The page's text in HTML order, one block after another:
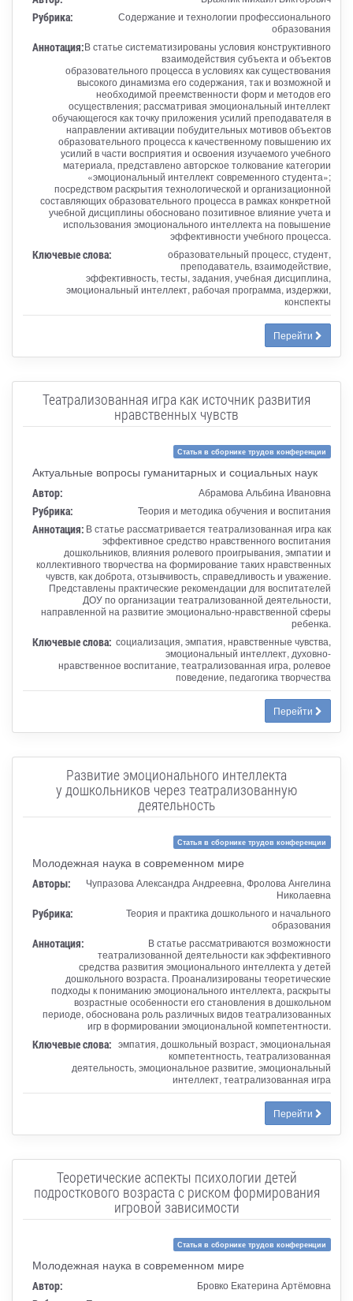
Рубрика:
Содержание и технологии профессионального
образования
Аннотация:В статье систематизированы условия конструктивного
взаимодействия субъекта и объектов
образовательного процесса в условиях как существования
высокого динамизма его содержания, так и возможной и
необходимой преемственности форм и методов его
осуществления; рассматривая эмоциональный интеллект
обучающегося как точку приложения усилий преподавателя в
направлении активации побудительных мотивов объектов
образовательного процесса к качественному повышению их
усилий в части восприятия и освоения изучаемого учебного
материала, представлено авторское толкование категории
«эмоциональный интеллект современного студента»;
посредством раскрытия технологической и организационной
составляющих образовательного процесса в рамках конкретной
учебной дисциплины обосновано позитивное влияние учета и
использования эмоционального интеллекта на повышение
эффективности учебного процесса.
Ключевые слова:
образовательный процесс, студент,
преподаватель, взаимодействие,
эффективность, тесты, задания, учебная дисциплина,
эмоциональный интеллект, рабочая программа, издержки,
конспекты
Перейти
Театрализованная игра как источник развития
нравственных чувств
Статья в сборнике трудов конференции
Актуальные вопросы гуманитарных и социальных наук
Автор: Абрамова Альбина Ивановна
Рубрика: Теория и методика обучения и воспитания
Аннотация: В статье рассматривается театрализованная игра как
эффективное средство нравственного воспитания
дошкольников, влияния ролевого проигрывания, эмпатии и
коллективного творчества на формирование таких нравственных
чувств, как доброта, отзывчивость, справедливость и уважение.
Представлены практические рекомендации для воспитателей
ДОУ по организации театрализованной деятельности,
направленной на развитие эмоционально-нравственной сферы
ребенка.
Ключевые слова: социализация, эмпатия, нравственные чувства,
эмоциональный интеллект, духовно-
нравственное воспитание, театрализованная игра, ролевое
поведение, педагогика творчества
Перейти
Развитие эмоционального интеллекта
у дошкольников через театрализованную
деятельность
Статья в сборнике трудов конференции
Молодежная наука в современном мире
Авторы:
Чупразова Александра Андреевна, Фролова Ангелина
Николаевна
Рубрика:
Теория и практика дошкольного и начального
образования
Аннотация:
В статье рассматриваются возможности
театрализованной деятельности как эффективного
средства развития эмоционального интеллекта у детей
дошкольного возраста. Проанализированы теоретические
подходы к пониманию эмоционального интеллекта, раскрыты
возрастные особенности его становления в дошкольном
периоде, обоснована роль различных видов театрализованных
игр в формировании эмоциональной компетентности.
Ключевые слова: эмпатия, дошкольный возраст, эмоциональная
компетентность, театрализованная
деятельность, эмоциональное развитие, эмоциональный
интеллект, театрализованная игра
Перейти
Теоретические аспекты психологии детей
подросткового возраста с риском формирования
игровой зависимости
Статья в сборнике трудов конференции
Молодежная наука в современном мире
Автор: Бровко Екатерина Артёмовна